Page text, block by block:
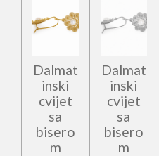
Dalmat
inski
cvijet
sa
bisero
m
Dalmat
inski
cvijet
sa
bisero
m